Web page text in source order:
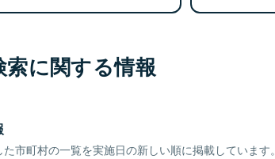
索に関する情報
市町村の一覧を実施日の新しい順に掲載しています。